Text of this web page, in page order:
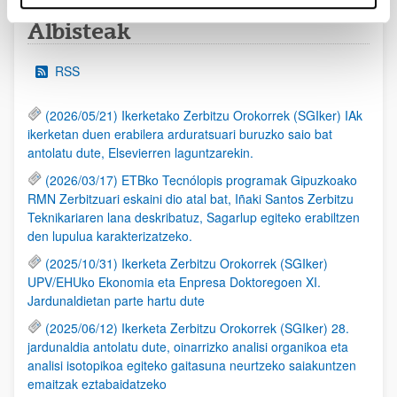
Albisteak
RSS
(2026/05/21) Ikerketako Zerbitzu Orokorrek (SGIker) IAk
ikerketan duen erabilera arduratsuari buruzko saio bat
antolatu dute, Elsevierren laguntzarekin.
(2026/03/17) ETBko Tecnólopis programak Gipuzkoako
RMN Zerbitzuari eskaini dio atal bat, Iñaki Santos Zerbitzu
Teknikariaren lana deskribatuz, Sagarlup egiteko erabiltzen
den lupulua karakterizatzeko.
(2025/10/31) Ikerketa Zerbitzu Orokorrek (SGIker)
UPV/EHUko Ekonomia eta Enpresa Doktoregoen XI.
Jardunaldietan parte hartu dute
(2025/06/12) Ikerketa Zerbitzu Orokorrek (SGIker) 28.
jardunaldia antolatu dute, oinarrizko analisi organikoa eta
analisi isotopikoa egiteko gaitasuna neurtzeko saiakuntzen
emaitzak eztabaidatzeko